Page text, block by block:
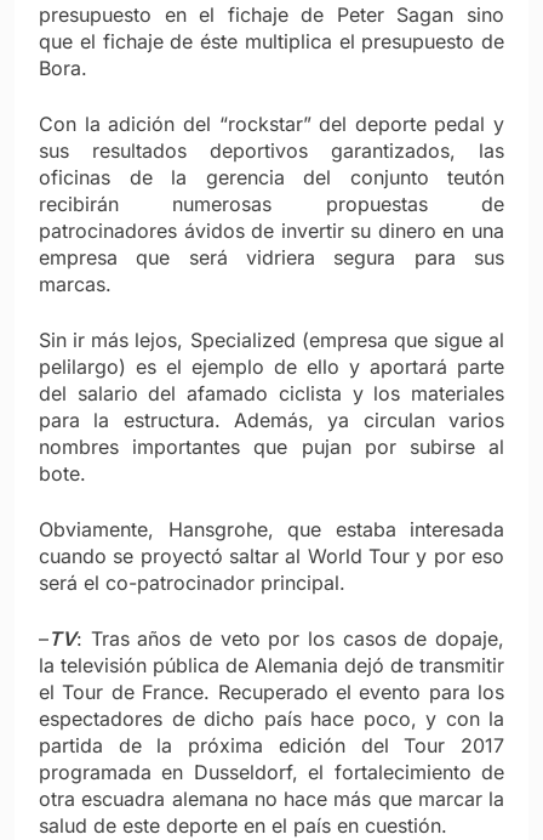
presupuesto en el fichaje de Peter Sagan sino
que el fichaje de éste multiplica el presupuesto de
Bora.
Con la adición del “rockstar” del deporte pedal y
sus resultados deportivos garantizados, las
oficinas de la gerencia del conjunto teutón
recibirán numerosas propuestas de
patrocinadores ávidos de invertir su dinero en una
empresa que será vidriera segura para sus
marcas.
Sin ir más lejos, Specialized (empresa que sigue al
pelilargo) es el ejemplo de ello y aportará parte
del salario del afamado ciclista y los materiales
para la estructura. Además, ya circulan varios
nombres importantes que pujan por subirse al
bote.
Obviamente, Hansgrohe, que estaba interesada
cuando se proyectó saltar al World Tour y por eso
será el co-patrocinador principal.
–TV: Tras años de veto por los casos de dopaje,
la televisión pública de Alemania dejó de transmitir
el Tour de France. Recuperado el evento para los
espectadores de dicho país hace poco, y con la
partida de la próxima edición del Tour 2017
programada en Dusseldorf, el fortalecimiento de
otra escuadra alemana no hace más que marcar la
salud de este deporte en el país en cuestión.